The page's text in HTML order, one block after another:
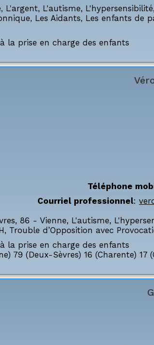
, L'argent, L'autisme, L'hypersensibilité,
, Les Aidants, Les enfants de
la prise en charge des enfants
Téléphone
Courriel professionnel:
, 86 - Vienne, L'autisme,
, Trouble d’Opposition avec
la prise en charge des enfants
79 (Deux-Sèvres) 16 (Charente) 17